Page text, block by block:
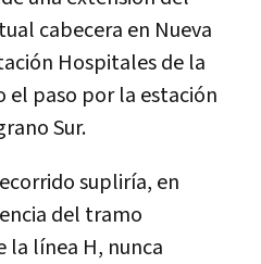
cabecera en Nueva
Hospitales de la
el paso por la estación
Sur.
supliría, en
del tramo
la línea H, nunca